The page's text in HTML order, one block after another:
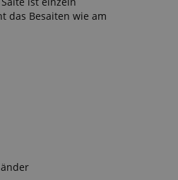
das Besaiten wie am